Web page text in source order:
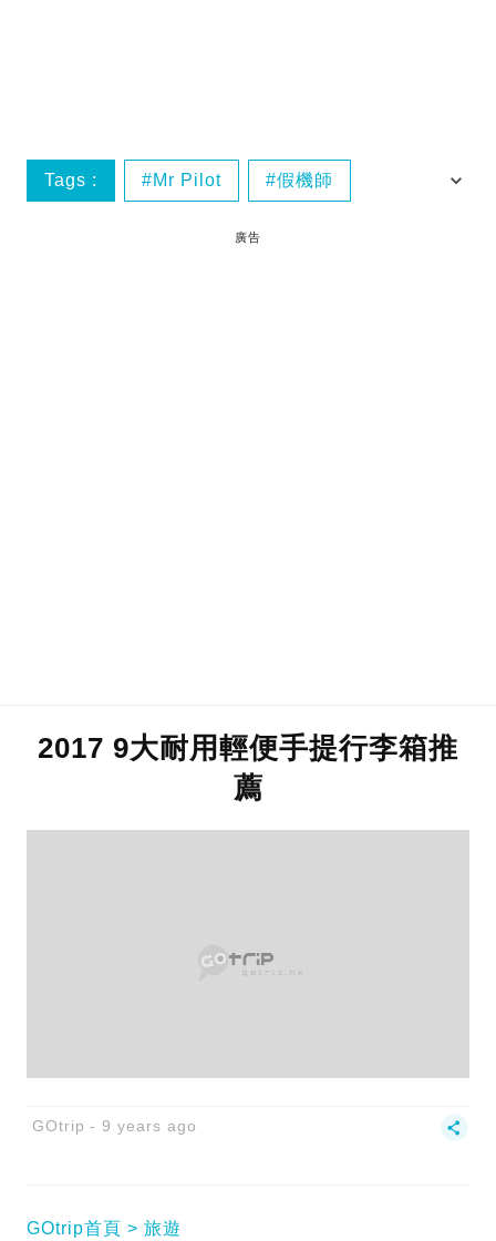
Tags : Mr Pilot 假機師
廣告
2017 9大耐用輕便手提行李箱推
薦
GOtrip 9 years ago
GOtrip首頁 旅遊